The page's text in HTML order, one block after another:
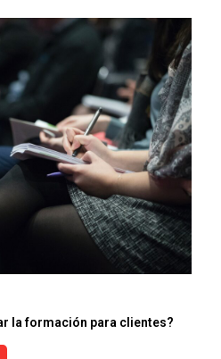
la formación para clientes?